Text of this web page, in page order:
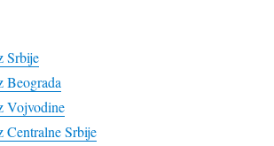
Srbije
Beograda
Vojvodine
Centralne Srbije